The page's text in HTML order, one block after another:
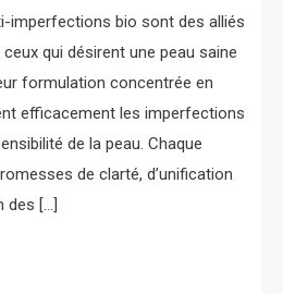
imperfections bio sont des alliés
qui désirent une peau saine
formulation concentrée en
efficacement les imperfections
de la peau. Chaque
de clarté, d’unification
des […]